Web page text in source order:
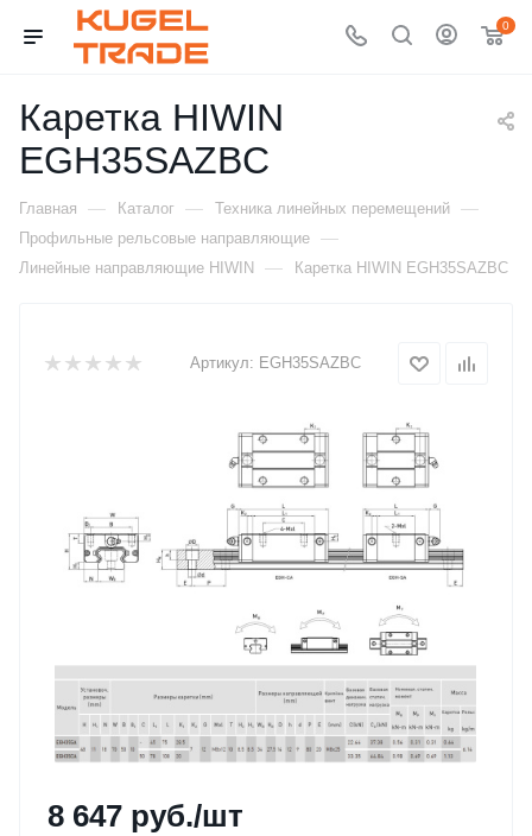
0
Каретка HIWIN
EGH35SAZBC
Главная — Каталог — Техника линейных перемещений —
Профильные рельсовые направляющие —
Линейные направляющие HIWIN — Каретка HIWIN EGH35SAZBC
Артикул: EGH35SAZBC
8 647 руб./шт